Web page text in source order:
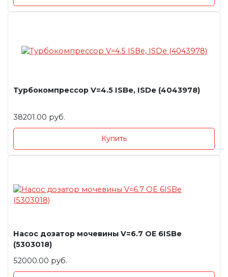
Турбокомпрессор V=4.5 ISBe, ISDe (4043978)
38201.00 руб.
Купить
Насос дозатор мочевины V=6.7 OE 6ISBe
(5303018)
52000.00 руб.